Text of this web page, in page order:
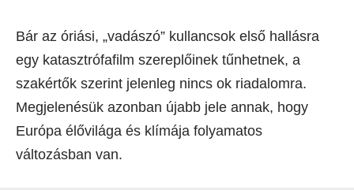
Bár az óriási, „vadászó” kullancsok első hallásra
egy katasztrófafilm szereplőinek tűnhetnek, a
szakértők szerint jelenleg nincs ok riadalomra.
Megjelenésük azonban újabb jele annak, hogy
Európa élővilága és klímája folyamatos
változásban van.